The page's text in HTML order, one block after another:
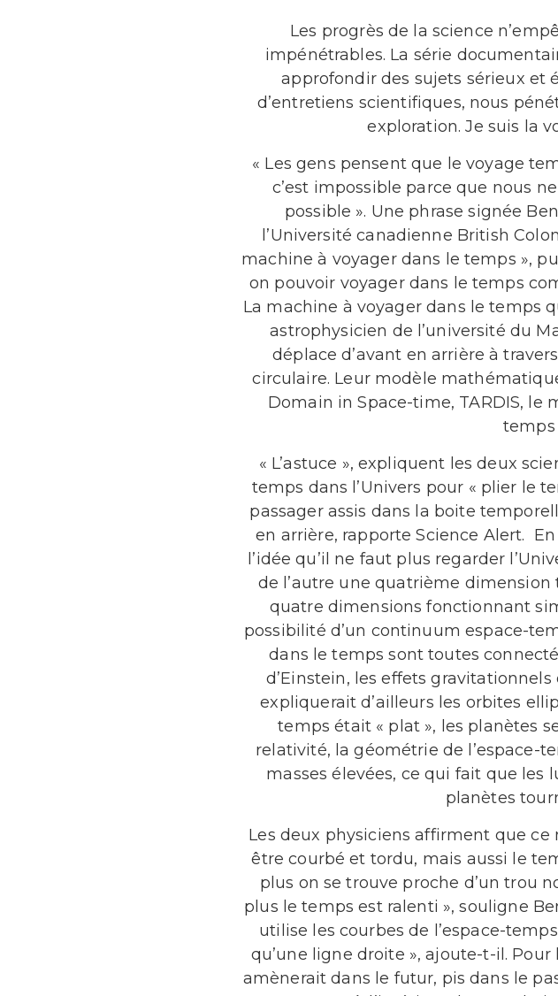
Les progrès de la science
impénétrables. La série
approfondir des sujets sérieux et
d’entretiens scientifiques, nous
exploration. Je suis la
« Les gens pensent que le voyage
c’est impossible parce que nous
possible ». Une phrase signée
l’Université canadienne British
machine à voyager dans le temps »,
on pouvoir voyager dans le temps
La machine à voyager dans le temps
astrophysicien de l’université du
déplace d’avant en arrière à
circulaire. Leur modèle
Domain in Space-time, TARDIS, le
temps
« L’astuce », expliquent les deux
temps dans l’Univers pour « plier le
passager assis dans la boite
en arrière, rapporte Science Alert.
l’idée qu’il ne faut plus regarder
de l’autre une quatrième
quatre dimensions fonctionnant
possibilité d’un continuum espace-
dans le temps sont toutes
d’Einstein, les effets gravitationnels
expliquerait d’ailleurs les orbites
temps était « plat », les planètes
relativité, la géométrie de l’espace-
masses élevées, ce qui fait que
planètes
Les deux physiciens affirment que ce
être courbé et tordu, mais aussi le
plus on se trouve proche d’un trou
plus le temps est ralenti », souligne
utilise les courbes de l’espace-
qu’une ligne droite », ajoute-t-il.
amènerait dans le futur, pis dans le